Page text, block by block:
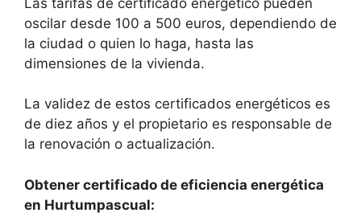
oscilar desde 100 a 500 euros, dependiendo de
la ciudad o quien lo haga, hasta las
dimensiones de la vivienda.
La validez de estos certificados energéticos es
de diez años y el propietario es responsable de
la renovación o actualización.
Obtener certificado de eficiencia energética
en Hurtumpascual: